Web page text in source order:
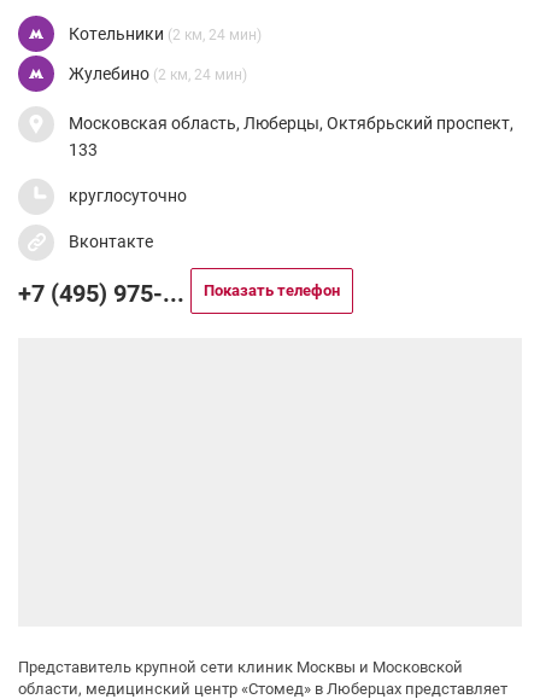
Котельники (2 км, 24 мин)
Жулебино (2 км, 24 мин)
Московская область, Люберцы, Октябрьский проспект,
133
круглосуточно
Вконтакте
+7 (495) 975-... Показать телефон
Представитель крупной сети клиник Москвы и Московской
области, медицинский центр «Стомед» в Люберцах представляет